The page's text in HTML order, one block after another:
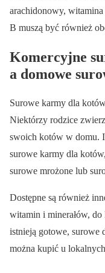
arachidonowy,
B muszą być również
Komercyjne
a domowe
Surowe karmy dla
Niektórzy rodzice
swoich kotów w domu.
surowe karmy dla
surowe mrożone lub
Dostępne są również
witamin i minerałów,
istnieją gotowe, surowe
można kupić u